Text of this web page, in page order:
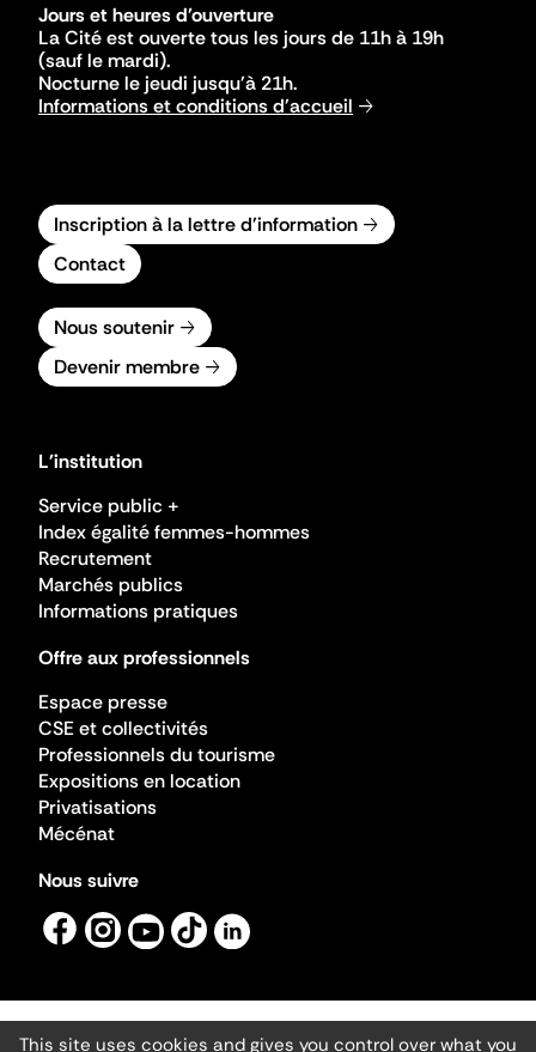
Jours et heures d'ouverture
La Cité est ouverte tous les jours de 11h à 19h
(sauf le mardi).
Nocturne le jeudi jusqu'à 21h.
Informations et conditions d'accueil
Inscription à la lettre d'information
Contact
Nous soutenir
Devenir membre
L'institution
Service public +
Index égalité femmes-hommes
Recrutement
Marchés publics
Informations pratiques
Offre aux professionnels
Espace presse
CSE et collectivités
Professionnels du tourisme
Expositions en location
Privatisations
Mécénat
Nous suivre
Mentions légales
This site uses cookies and gives you control over what you